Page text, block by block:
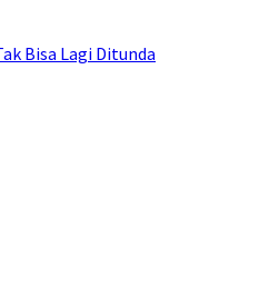
Bisa Lagi Ditunda